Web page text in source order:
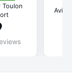
Toulon
Avis